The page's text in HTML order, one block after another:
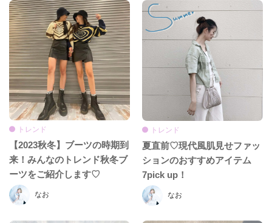
なお
トレンド
【2023秋冬】ブーツの時期到
来！みんなのトレンド秋冬ブ
ーツをご紹介します♡
なお
トレンド
夏直前♡現代風肌見せファッ
ションのおすすめアイテム
7pick up！